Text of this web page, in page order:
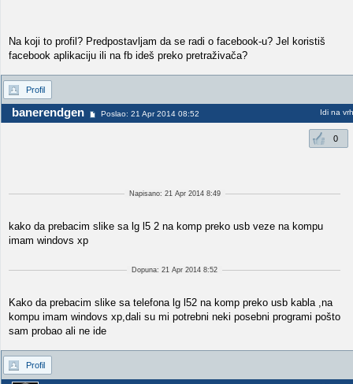
Na koji to profil? Predpostavljam da se radi o facebook-u? Jel koristiš
facebook aplikaciju ili na fb ideš preko pretraživača?
Profil
banerendgen Poslao: 21 Apr 2014 08:52 Idi na vrh
0
Napisano: 21 Apr 2014 8:49
kako da prebacim slike sa lg l5 2 na komp preko usb veze na kompu
imam windovs xp
Dopuna: 21 Apr 2014 8:52
Kako da prebacim slike sa telefona lg l52 na komp preko usb kabla ,na
kompu imam windovs xp,dali su mi potrebni neki posebni programi pošto
sam probao ali ne ide
Profil